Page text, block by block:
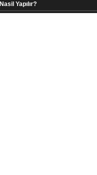
Nasil Yapılır?